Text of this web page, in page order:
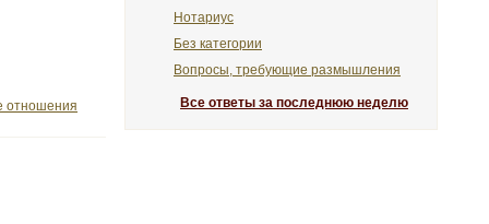
отношения
Нотариус
Без категории
Вопросы, требующие размышления
Все ответы за последнюю неделю